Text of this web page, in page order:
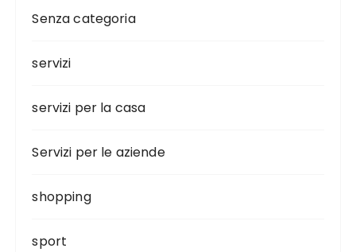
Senza categoria
servizi
servizi per la casa
Servizi per le aziende
shopping
sport